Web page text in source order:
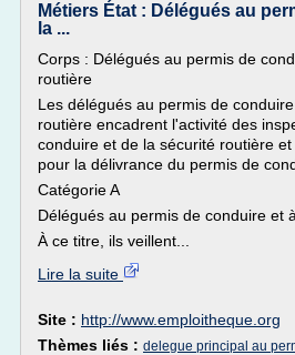
Métiers État : Délégués au
la ...
Corps : Délégués au permis de
routière
Les délégués au permis de
routière encadrent l'activité des
conduire et de la sécurité routière
pour la délivrance du permis de
Catégorie A
Délégués au permis de conduire et
À ce titre, ils veillent...
Lire la suite
Site : http://www.emploitheque.org
Thèmes liés : delegue principal au